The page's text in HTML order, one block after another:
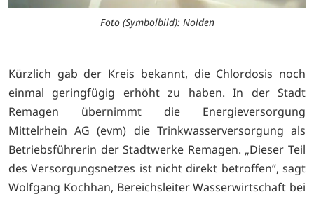
Foto (Symbolbild): Nolden
Kürzlich gab der Kreis bekannt, die Chlordosis noch
einmal geringfügig erhöht zu haben. In der Stadt
Remagen übernimmt die Energieversorgung
Mittelrhein AG (evm) die Trinkwasserversorgung als
Betriebsführerin der Stadtwerke Remagen. „Dieser Teil
des Versorgungsnetzes ist nicht direkt betroffen“, sagt
Wolfgang Kochhan, Bereichsleiter Wasserwirtschaft bei